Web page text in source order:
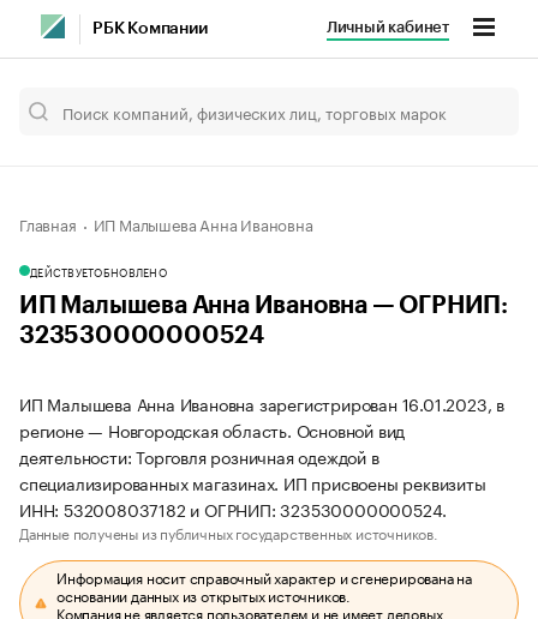
РБК Компании Личный кабинет
Главная ИП Малышева Анна Ивановна
ДЕЙСТВУЕТОБНОВЛЕНО
ИП Малышева Анна Ивановна — ОГРНИП:
323530000000524
ИП Малышева Анна Ивановна зарегистрирован 16.01.2023, в
регионе — Новгородская область. Основной вид
деятельности: Торговля розничная одеждой в
специализированных магазинах. ИП присвоены реквизиты
ИНН: 532008037182 и ОГРНИП: 323530000000524.
Данные получены из публичных государственных источников.
Информация носит справочный характер и сгенерирована на
основании данных из открытых источников.
Компания не является пользователем и не имеет деловых